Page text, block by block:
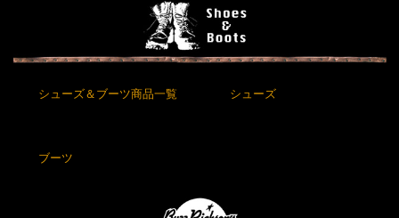
シューズ＆ブーツ商品一覧 シューズ
ブーツ